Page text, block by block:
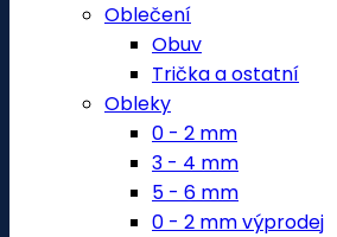
Oblečení
Obuv
Trička a ostatní
Obleky
0 - 2 mm
3 - 4 mm
5 - 6 mm
0 - 2 mm výprodej